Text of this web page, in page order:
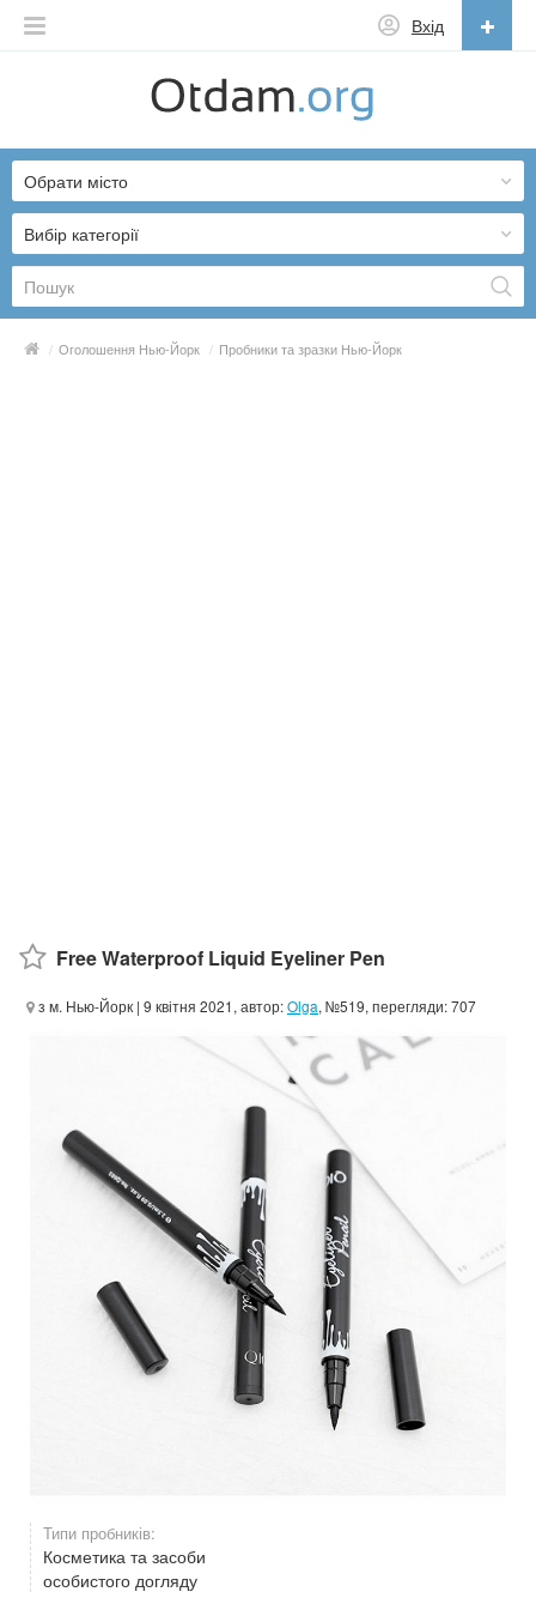
Вхід
English
Русский
Українська
Вибір категорії
Обрати місто
/ Оголошення Нью-Йорк / Пробники та зразки Нью-Йорк
Free Waterproof Liquid Eyeliner Pen
з м. Нью-Йорк | 9 квітня 2021, автор:Olga, №519, перегляди: 707
Типи пробників:
Косметика та засоби
особистого догляду